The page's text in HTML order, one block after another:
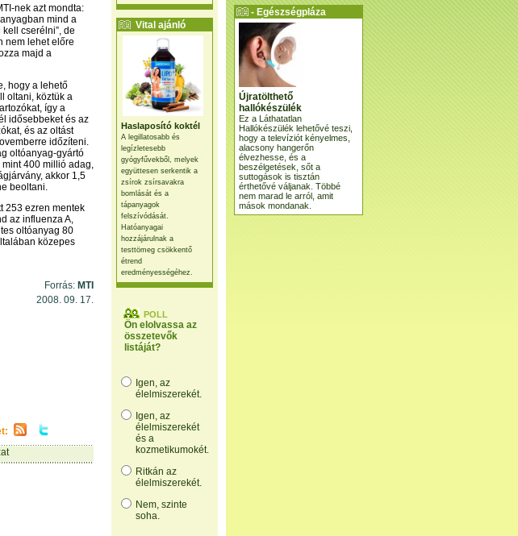
Vital ajánló
Haslaposító koktél
A legillatosabb és
legízletesebb
gyógyfűvekből, melyek
együttesen serkentik a
zsírok zsírsavakra
bomlását és a
tápanyagok
felszívódását.
Hatóanyagai
hozzájárulnak a
testtömeg csökkentő
étrend
eredményességéhez.
POLL
Ön elolvassa az
összetevők
listáját?
Igen, az
élelmiszerekét.
Igen, az
élelmiszerekét
és a
kozmetikumokét.
Ritkán az
élelmiszerekét.
Nem, szinte
soha.
nek azt mondta:
mind a
kell cserélni”, de
nem lehet előre
majd a
hogy a lehető
oltani, köztük a
így a
idősebbeket és az
és az oltást
időzíteni.
oltóanyag-gyártó
400 millió adag,
akkor 1,5
beoltani.
253 ezren mentek
az influenza A,
oltóanyag 80
közepes
Forrás: MTI
2008. 09. 17.
- Egészségpláza
ajánlatunk -
Újratölthető
hallókészülék
Ez a Láthatatlan
Hallókészülék lehetővé teszi,
hogy a televíziót kényelmes,
alacsony hangerőn
élvezhesse, és a
beszélgetések, sőt a
suttogások is tisztán
érthetővé váljanak. Többé
nem marad le arról, amit
mások mondanak.